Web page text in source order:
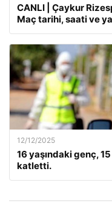
CANLI | Çaykur
Maç tarihi, saati ve
12/12/2025
16 yaşındaki genç,
katletti.